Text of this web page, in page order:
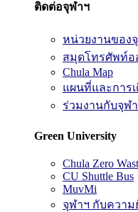
ติดต่อจุฬาฯ
หน่วยงานของ
สมุดโทรศัพท์อ
Chula Map
แผนที่และการ
ร่วมงานกับจุฬ
Green University
Chula Zero
CU Shuttle Bus
MuvMi
จุฬาฯ กับความ